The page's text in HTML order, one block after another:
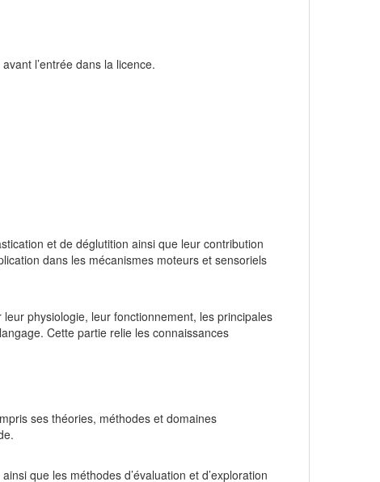
l’entrée dans la licence.
et de déglutition ainsi que leur contribution
dans les mécanismes moteurs et sensoriels
physiologie, leur fonctionnement, les principales
Cette partie relie les connaissances
ses théories, méthodes et domaines
que les méthodes d’évaluation et d’exploration